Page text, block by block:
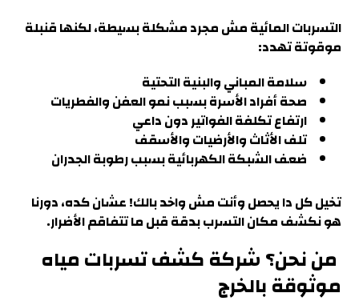
التسربات المائية مش مجرد مشكلة بسيطة، لكنها قنبلة
موقوتة تهدد:
سلامة المباني والبنية التحتية
صحة أفراد الأسرة بسبب نمو العفن والفطريات
ارتفاع تكلفة الفواتير دون داعي
تلف الأثاث والأرضيات والأسقف
ضعف الشبكة الكهربائية بسبب رطوبة الجدران
تخيل كل دا يحصل وأنت مش واخد بالك! عشان كده، دورنا
هو نكشف مكان التسرب بدقة قبل ما تتفاقم الأضرار.
من نحن؟ شركة كشف تسربات مياه
موثوقة بالخرج